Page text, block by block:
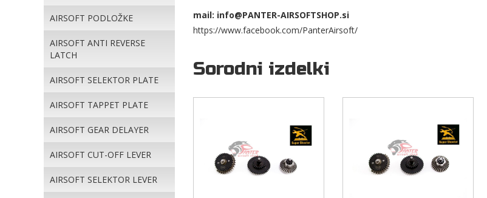
AIRSOFT PODLOŽKE
AIRSOFT ANTI REVERSE
LATCH
AIRSOFT SELEKTOR PLATE
AIRSOFT TAPPET PLATE
AIRSOFT GEAR DELAYER
AIRSOFT CUT-OFF LEVER
AIRSOFT SELEKTOR LEVER
mail: info@PANTER-AIRSOFTSHOP.si
https://www.facebook.com/PanterAirsoft/
Sorodni izdelki